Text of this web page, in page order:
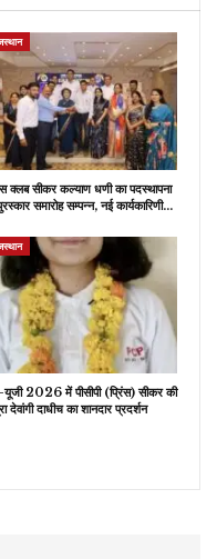
क्लब सीकर कल्याण धणी का पदस्थापना
समारोह सम्पन्न, नई कार्यकारिणी…
यूजी 2026 में पीसीपी (प्रिंस) सीकर की
देवांगी दाधीच का शानदार प्रदर्शन